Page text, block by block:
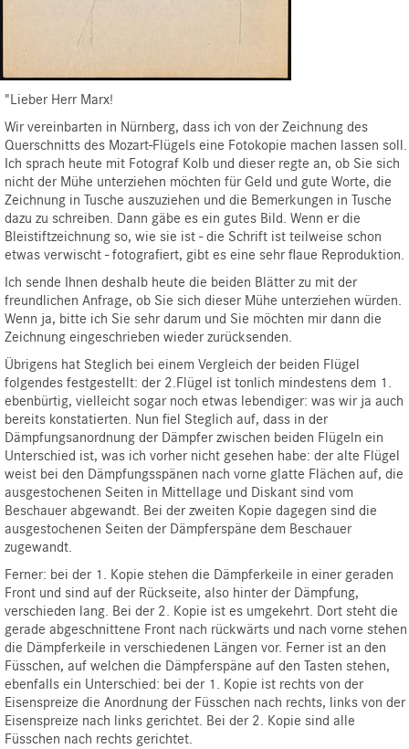
"Lieber Herr Marx!
Wir vereinbarten in Nürnberg, dass ich von der Zeichnung des
Querschnitts des Mozart-Flügels eine Fotokopie machen lassen soll.
Ich sprach heute mit Fotograf Kolb und dieser regte an, ob Sie sich
nicht der Mühe unterziehen möchten für Geld und gute Worte, die
Zeichnung in Tusche auszuziehen und die Bemerkungen in Tusche
dazu zu schreiben. Dann gäbe es ein gutes Bild. Wenn er die
Bleistiftzeichnung so, wie sie ist - die Schrift ist teilweise schon
etwas verwischt - fotografiert, gibt es eine sehr flaue Reproduktion.
Ich sende Ihnen deshalb heute die beiden Blätter zu mit der
freundlichen Anfrage, ob Sie sich dieser Mühe unterziehen würden.
Wenn ja, bitte ich Sie sehr darum und Sie möchten mir dann die
Zeichnung eingeschrieben wieder zurücksenden.
Übrigens hat Steglich bei einem Vergleich der beiden Flügel
folgendes festgestellt: der 2.Flügel ist tonlich mindestens dem 1.
ebenbürtig, vielleicht sogar noch etwas lebendiger: was wir ja auch
bereits konstatierten. Nun fiel Steglich auf, dass in der
Dämpfungsanordnung der Dämpfer zwischen beiden Flügeln ein
Unterschied ist, was ich vorher nicht gesehen habe: der alte Flügel
weist bei den Dämpfungsspänen nach vorne glatte Flächen auf, die
ausgestochenen Seiten in Mittellage und Diskant sind vom
Beschauer abgewandt. Bei der zweiten Kopie dagegen sind die
ausgestochenen Seiten der Dämpferspäne dem Beschauer
zugewandt.
Ferner: bei der 1. Kopie stehen die Dämpferkeile in einer geraden
Front und sind auf der Rückseite, also hinter der Dämpfung,
verschieden lang. Bei der 2. Kopie ist es umgekehrt. Dort steht die
gerade abgeschnittene Front nach rückwärts und nach vorne stehen
die Dämpferkeile in verschiedenen Längen vor. Ferner ist an den
Füsschen, auf welchen die Dämpferspäne auf den Tasten stehen,
ebenfalls ein Unterschied: bei der 1. Kopie ist rechts von der
Eisenspreize die Anordnung der Füsschen nach rechts, links von der
Eisenspreize nach links gerichtet. Bei der 2. Kopie sind alle
Füsschen nach rechts gerichtet.